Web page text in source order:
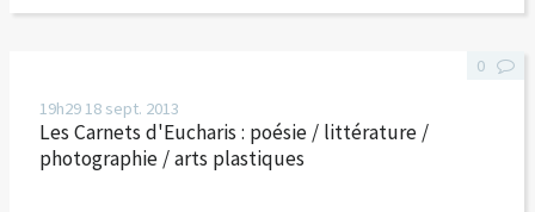
19h2918 sept. 2013
Les Carnets d'Eucharis : poésie / littérature /
photographie / arts plastiques
0